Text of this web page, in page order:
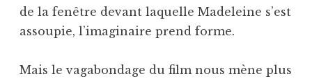
de la fenêtre devant laquelle Madeleine s’est
assoupie, l’imaginaire prend forme.
Mais le vagabondage du film nous mène plus